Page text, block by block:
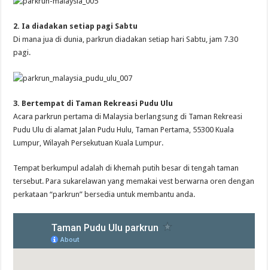
2. Ia diadakan setiap pagi Sabtu
Di mana jua di dunia, parkrun diadakan setiap hari Sabtu, jam 7.30
pagi.
3. Bertempat di Taman Rekreasi Pudu Ulu
Acara parkrun pertama di Malaysia berlangsung di Taman Rekreasi
Pudu Ulu di alamat Jalan Pudu Hulu, Taman Pertama, 55300 Kuala
Lumpur, Wilayah Persekutuan Kuala Lumpur.
Tempat berkumpul adalah di khemah putih besar di tengah taman
tersebut. Para sukarelawan yang memakai vest berwarna oren dengan
perkataan “parkrun” bersedia untuk membantu anda.